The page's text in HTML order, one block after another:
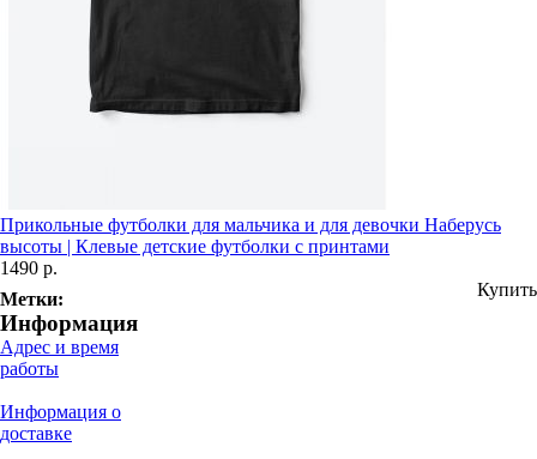
Прикольные футболки для мальчика и для девочки Наберусь
высоты | Клевые детские футболки с принтами
1490 р.
Купить
Метки:
Информация
Адрес и время
работы
Информация о
доставке